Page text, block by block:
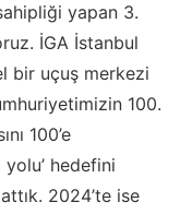
yapan 3.
İGA İstanbul
bir uçuş merkezi
100.
100’e
yolu’ hedefini
2024’te ise